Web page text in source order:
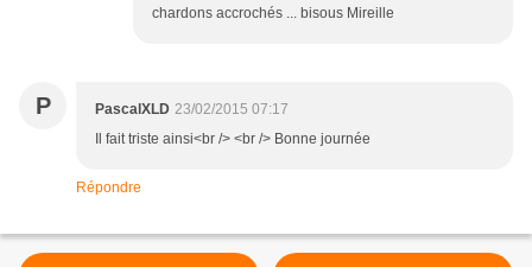
chardons accrochés ... bisous Mireille
P PascalXLD 23/02/2015 07:17
Il fait triste ainsi<br /> <br /> Bonne journée
Répondre